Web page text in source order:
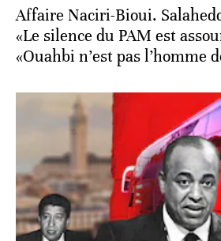
Affaire Naciri-Bioui.
«Le silence du PAM est
«Ouahbi n’est pas l’homme